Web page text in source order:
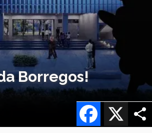
Borregos!
X
Facebook